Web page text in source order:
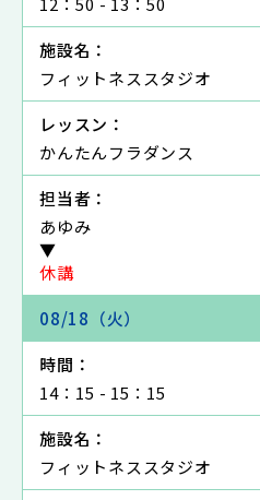
施設名：
フィットネススタジオ
レッスン：
かんたんフラダンス
担当者：
あゆみ
▼
休講
08/18（火）
時間：
14：15 - 15：15
施設名：
フィットネススタジオ